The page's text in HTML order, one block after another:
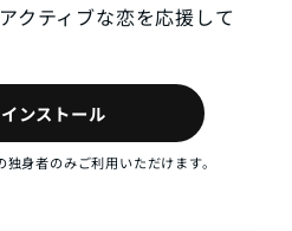
クティブな恋を応援して
ンストール
身者のみご利用いただけます。